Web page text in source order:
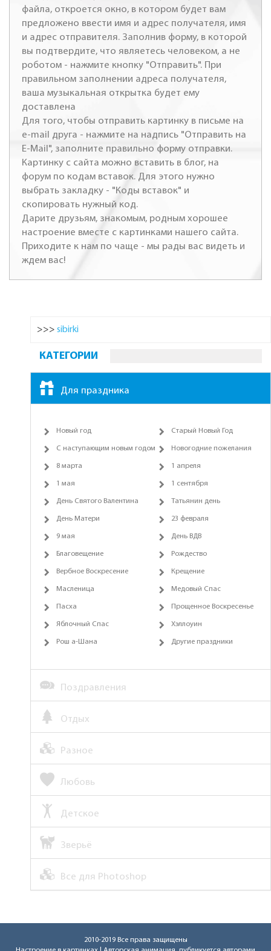
файла, откроется окно, в котором будет вам
предложено ввести имя и адрес получателя, имя
и адрес отправителя. Заполнив форму, в которой
вы подтвердите, что являетесь человеком, а не
роботом - нажмите кнопку "Отправить". При
правильном заполнении адреса получателя,
ваша музыкальная открытка будет ему
доставлена
Для того, чтобы отправить картинку в письме на
e-mail друга - нажмите на надпись "Отправить на
E-Mail", заполните правильно форму отправки.
Картинку с сайта можно вставить в блог, на
форум по кодам вставок. Для этого нужно
выбрать закладку - "Коды вставок" и
скопировать нужный код.
Дарите друзьям, знакомым, родным хорошее
настроение вместе с картинками нашего сайта.
Приходите к нам по чаще - мы рады вас видеть и
ждем вас!
>>> sibirki
КАТЕГОРИИ
Для праздника
Новый год Старый Новый Год
С наступающим новым годом Новогодние пожелания
8 марта 1 апреля
1 мая 1 сентября
День Святого Валентина Татьянин день
День Матери 23 февраля
9 мая День ВДВ
Благовещение Рождество
Вербное Воскресение Крещение
Масленица Медовый Спас
Пасха Прощенное Воскресенье
Яблочный Спас Хэллоуин
Рош а-Шана Другие праздники
Поздравления
Отдых
Разное
Любовь
Детское
Зверьё
Все для Photoshop
2010-2019 Все права защищены